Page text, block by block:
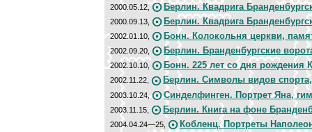
2000.05.12, Берлин. Квадрига
2000.09.13, Берлин. Квадрига
2002.01.10, Бонн. Колокольня церкви,
2002.09.20, Берлин. Бранденбургские
2002.10.10, Бонн. 225 лет со дня рождения
2002.11.22, Берлин. Символы видов
2003.10.24, Синделфинген. Портрет Яна,
2003.11.15, Берлин. Книга на фоне
2004.04.24—25, Кобленц. Портреты